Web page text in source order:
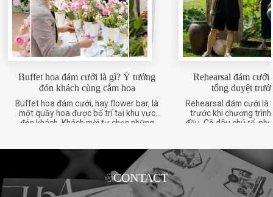
Buffet hoa đám cưới là gì? Ý tưởng
đón khách cùng cắm hoa
Buffet hoa đám cưới, hay flower bar, là
một quầy hoa được bố trí tại khu vực
đón khách. Khách mời tự chọn những
mang sản phẩm về sau buổi tiệc. So với
những hoạt động quen thuộc như chụp
[…]
Rehearsal đám cưới
tổng duyệt
Rehearsal đám cưới là
trước khi chương
đầu. Cô dâu chú rể,
xuất hiện, hướng di
âm nhạc và ánh
CONTACT